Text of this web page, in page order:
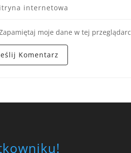
moje dane w tej